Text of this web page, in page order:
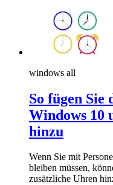
windows all
So fügen Sie
Windows 10
hinzu
Wenn Sie mit
bleiben müssen,
zusätzliche Uhren